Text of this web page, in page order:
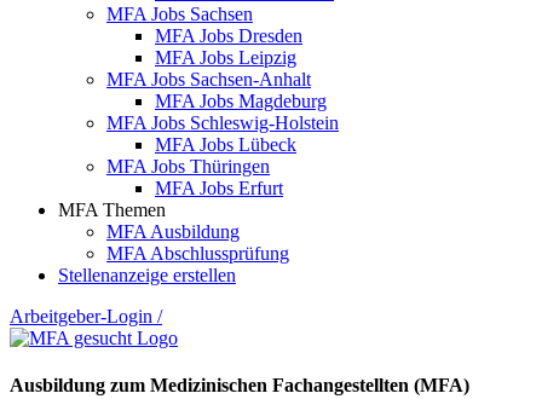
MFA Jobs Sachsen
MFA Jobs Dresden
MFA Jobs Leipzig
MFA Jobs Sachsen-Anhalt
MFA Jobs Magdeburg
MFA Jobs Schleswig-Holstein
MFA Jobs Lübeck
MFA Jobs Thüringen
MFA Jobs Erfurt
MFA Themen
MFA Ausbildung
MFA Abschlussprüfung
Stellenanzeige erstellen
Arbeitgeber-Login /
Ausbildung zum Medizinischen Fachangestellten (MFA)